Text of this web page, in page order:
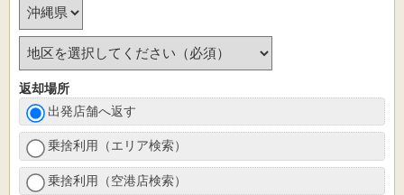
返却場所
出発店舗へ返す
乗捨利用（エリア検索）
乗捨利用（空港店検索）